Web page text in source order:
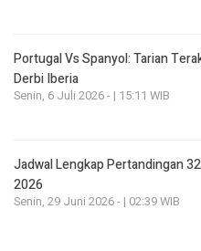
Portugal Vs Spanyol: Tarian
Derbi Iberia
Senin, 6 Juli 2026 - | 15:11 WIB
Jadwal Lengkap Pertandingan
2026
Senin, 29 Juni 2026 - | 02:39 WIB